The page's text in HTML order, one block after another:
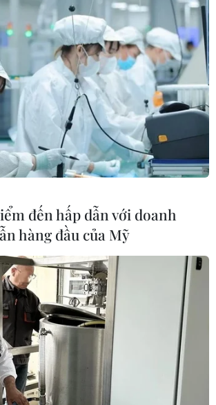
góp, ủng hộ gây quỹ trợ
địa chỉ nhân đạo
và các hoạt động trợ giúp từ Chiến
đồng “Từ trái tim mỗi chúng ta” được
tra cứu tại ứng dụng (APP) Thiện
đến hấp dẫn với doanh
hàng đầu của Mỹ